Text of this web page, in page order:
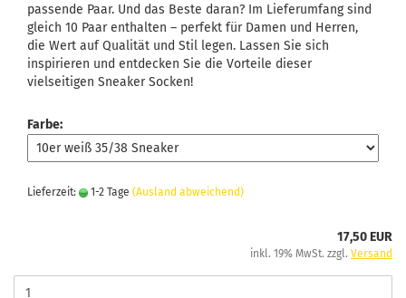
passende Paar. Und das Beste daran? Im Lieferumfang sind
gleich 10 Paar enthalten – perfekt für Damen und Herren,
die Wert auf Qualität und Stil legen. Lassen Sie sich
inspirieren und entdecken Sie die Vorteile dieser
vielseitigen Sneaker Socken!
Farbe:
Lieferzeit: 1-2 Tage (Ausland abweichend)
17,50 EUR
inkl. 19% MwSt. zzgl. Versand